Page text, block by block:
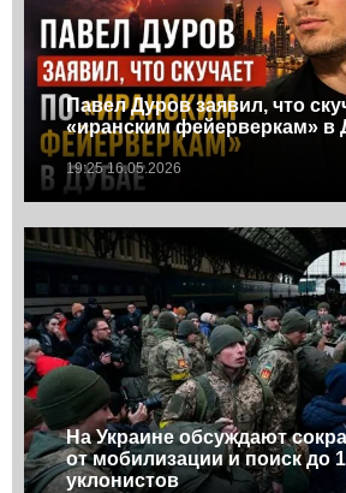
Павел Дуров заявил, что
«иранским фейерверкам» в
19:25 16.05.2026
На Украине обсуждают
от мобилизации и поиск до
уклонистов